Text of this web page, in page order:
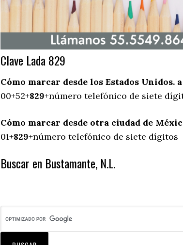
Clave Lada 829
Cómo marcar desde los Estados Unidos.
00+52+829+número telefónico de siete
Cómo marcar desde otra ciudad de
01+829+número telefónico de siete dígitos
Buscar en Bustamante, N.L.